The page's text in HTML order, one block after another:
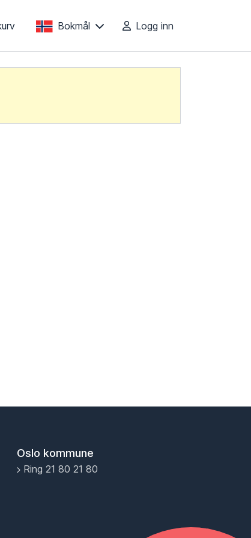
Bokmål Logg inn
Oslo kommune
Ring 21 80 21 80